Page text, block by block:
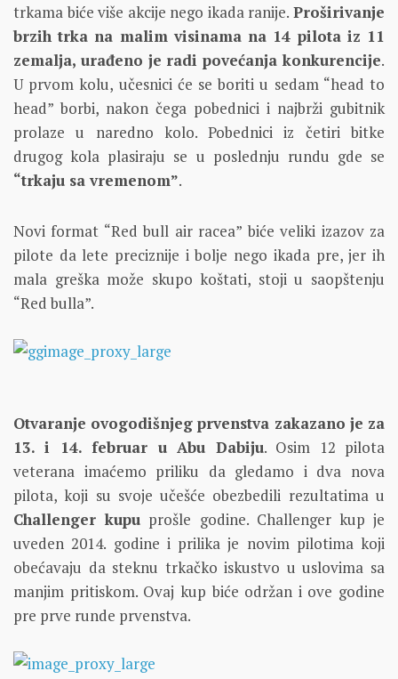
trkama biće više akcije nego ikada ranije. Proširivanje
brzih trka na malim visinama na 14 pilota iz 11
zemalja, urađeno je radi povećanja konkurencije.
U prvom kolu, učesnici će se boriti u sedam “head to
head” borbi, nakon čega pobednici i najbrži gubitnik
prolaze u naredno kolo. Pobednici iz četiri bitke
drugog kola plasiraju se u poslednju rundu gde se
“trkaju sa vremenom”.
Novi format “Red bull air racea” biće veliki izazov za
pilote da lete preciznije i bolje nego ikada pre, jer ih
mala greška može skupo koštati, stoji u saopštenju
“Red bulla”.
Otvaranje ovogodišnjeg prvenstva zakazano je za
13. i 14. februar u Abu Dabiju. Osim 12 pilota
veterana imaćemo priliku da gledamo i dva nova
pilota, koji su svoje učešće obezbedili rezultatima u
Challenger kupu prošle godine. Challenger kup je
uveden 2014. godine i prilika je novim pilotima koji
obećavaju da steknu trkačko iskustvo u uslovima sa
manjim pritiskom. Ovaj kup biće održan i ove godine
pre prve runde prvenstva.